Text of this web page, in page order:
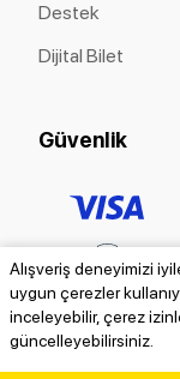
Alışveriş deneyimizi
uygun çerezler
inceleyebilir, çerez
güncelleyebilirsiniz.
Destek
Dijital Bilet
Güvenlik